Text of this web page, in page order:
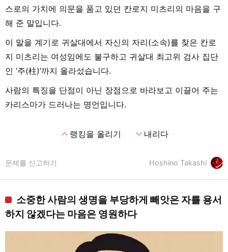
스로의 가치에 의문을 품고 있던 칸로지 미츠리의 마음을 구
해 준 말입니다.
이 말을 계기로 귀살대에서 자신의 자리(소속)를 찾은 칸로
지 미츠리는 여성임에도 불구하고 귀살대 최고위 검사 집단
인 ‘주(柱)’까지 올라섰습니다.
사람의 특징을 단점이 아닌 장점으로 바라보고 이끌어 주는
카리스마가 드러나는 명언입니다.
expand_less랭킹을 올리기 expand_more내리다
Hoshino Takashi
문제를 신고하기
소중한 사람의 생명을 부당하게 빼앗은 자를 용서
하지 않겠다는 마음은 영원하다